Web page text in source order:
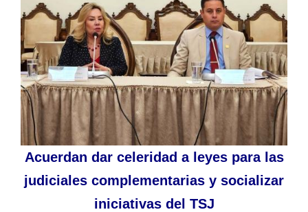
Acuerdan dar celeridad a leyes para las
judiciales complementarias y socializar
iniciativas del TSJ